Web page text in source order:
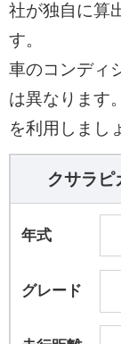
社が独自に算
す。
車のコンディ
は異なります
を利用しまし
クサラピ
年式
グレード